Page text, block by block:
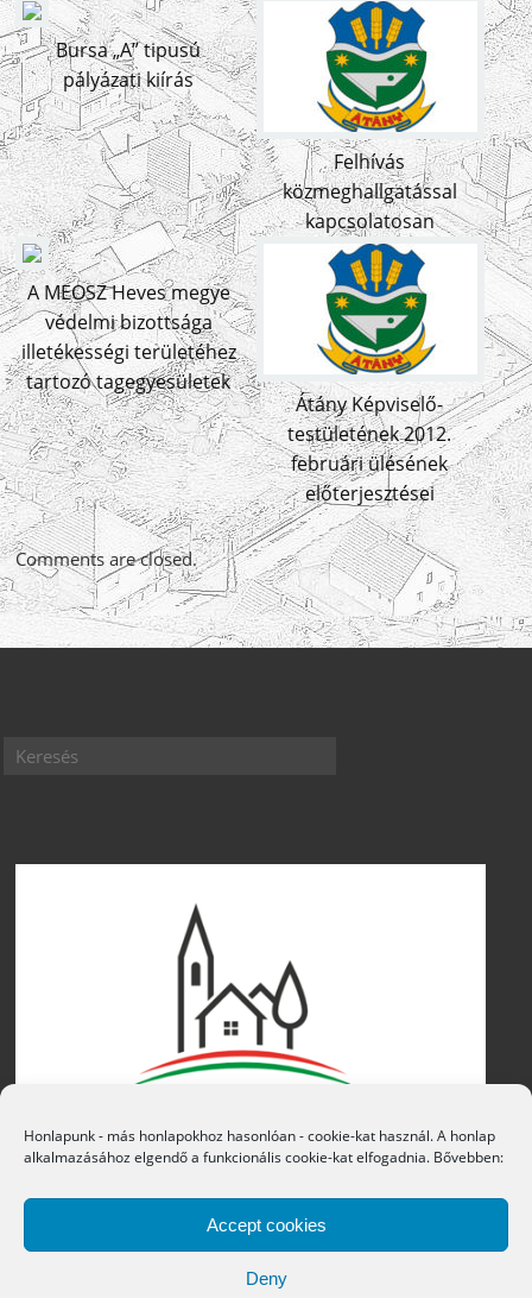
Honlapunk - más honlapokhoz hasonlóan - cookie-kat használ. A honlap
alkalmazásához elgendő a funkcionális cookie-kat elfogadnia. Bővebben:
Accept cookies
Deny
Bursa „A” tipusú
pályázati kiírás
Felhívás
közmeghallgatással
kapcsolatosan
A MEOSZ Heves megye
védelmi bizottsága
illetékességi területéhez
tartozó tagegyesületek
Átány Képviselő-
testületének 2012.
februári ülésének
előterjesztései
Comments are closed.